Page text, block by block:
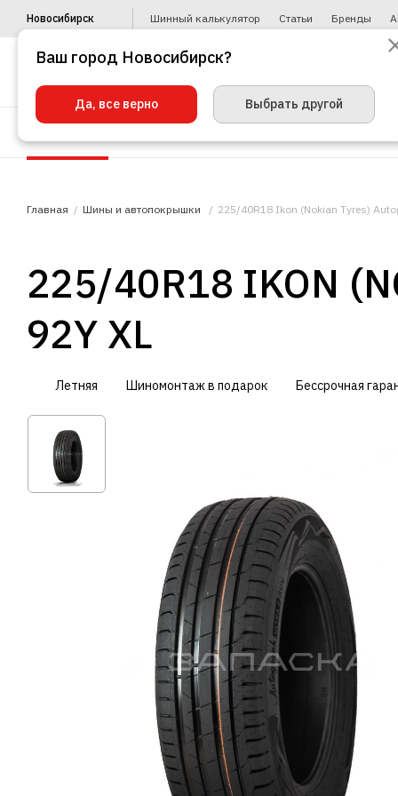
Новосибирск Шинный калькулятор Статьи Бренды
Главная Шины и автопокрышки 225/40R18 Ikon (Nokian Tyres)
225/40R18 IKON
92Y XL
Летняя Шиномонтаж в подарок Бессрочная
Ваш город Новосибирск?
Да, все верно Выбрать другой